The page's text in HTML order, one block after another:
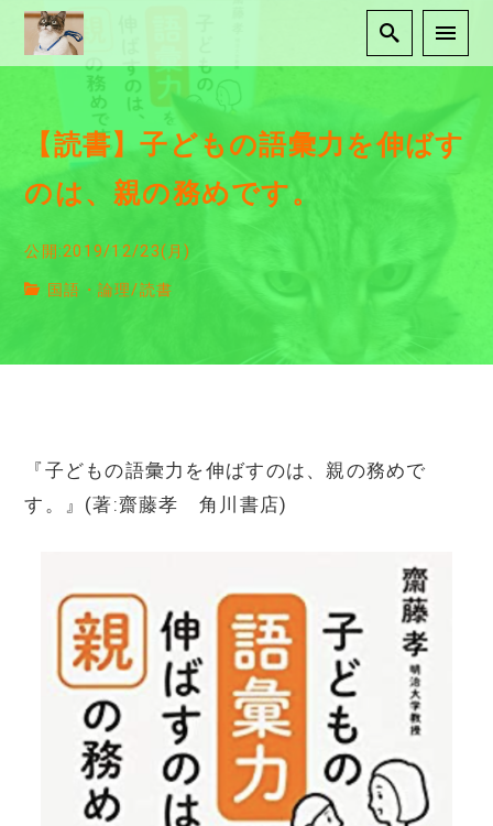
【読書】子どもの語彙力を伸ばす
のは、親の務めです。
公開:2019/12/23(月)
国語・論理/読書
『子どもの語彙力を伸ばすのは、親の務めで
す。』(著:齋藤孝 角川書店)